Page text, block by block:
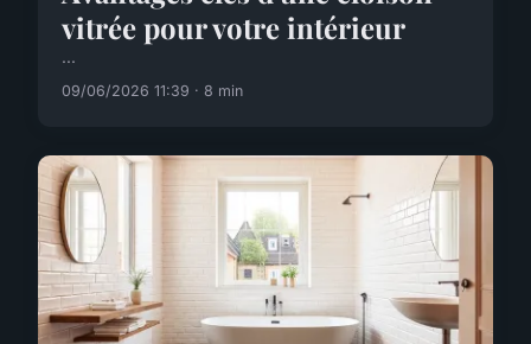
vitrée pour votre intérieur
...
09/06/2026 11:39 · 8 min